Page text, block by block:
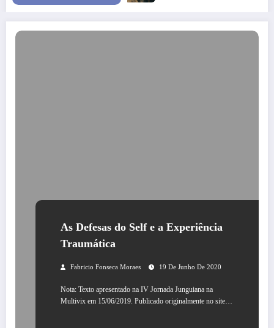
As Defesas do Self e a Experiência
Traumática
Fabricio Fonseca Moraes 19 De Junho De 2020
Nota: Texto apresentado na IV Jornada Junguiana na
Multivix em 15/06/2019. Publicado originalmente no site…